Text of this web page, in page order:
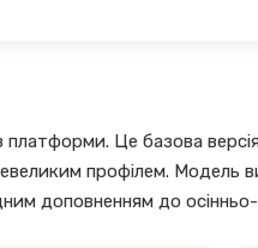
платформи. Це базова
профілем. Модель
доповненням до